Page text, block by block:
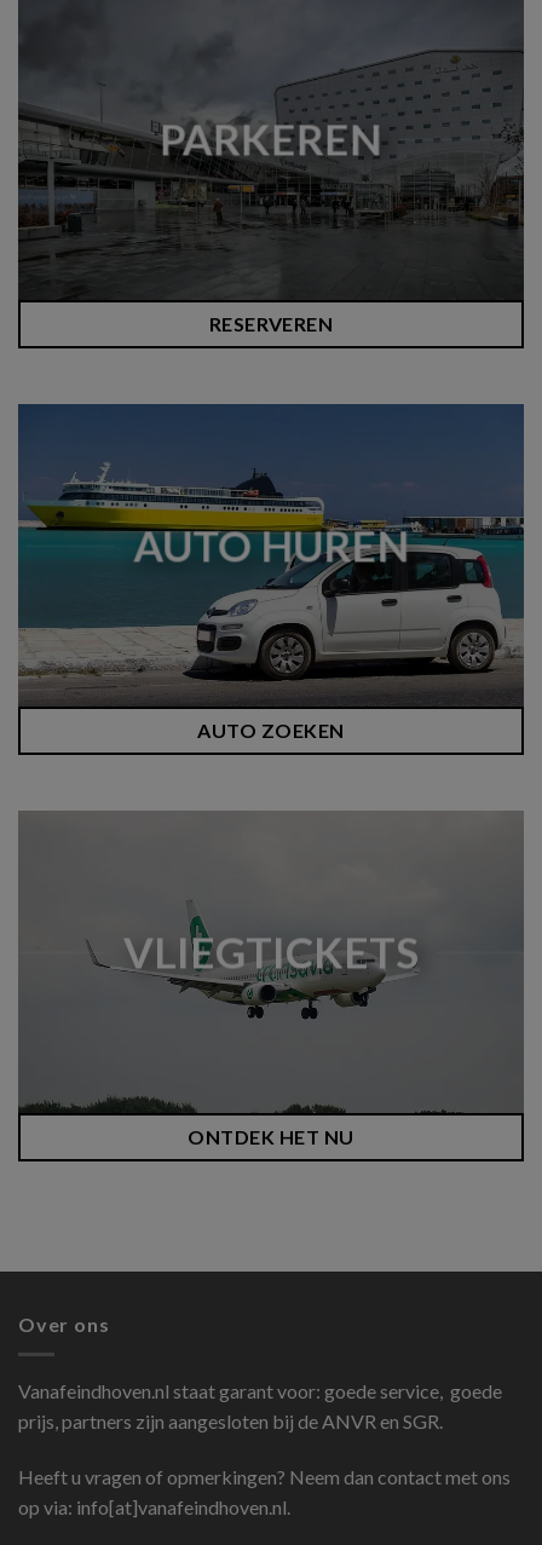
PARKEREN
RESERVEREN
AUTO HUREN
AUTO ZOEKEN
VLIEGTICKETS
ONTDEK HET NU
Over ons
Vanafeindhoven.nl staat garant voor: goede service, goede
prijs, partners zijn aangesloten bij de ANVR en SGR.
Heeft u vragen of opmerkingen? Neem dan contact met ons
op via: info[at]vanafeindhoven.nl.